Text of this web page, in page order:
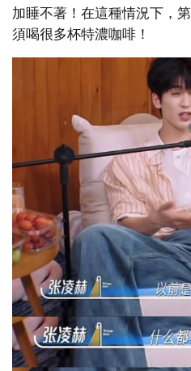
加睡不著！在這種情況下，
須喝很多杯特濃咖啡！